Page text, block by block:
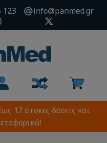
123 info@panmed.gr
12 άτοκες δόσεις και